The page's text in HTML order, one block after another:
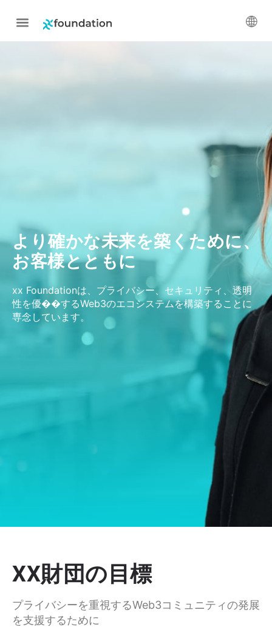
より確かな未来を築くために、
お客様とともに
xx Foundationは、プライバシー、セキュリティ、透明
性を優��するWeb3のエコシステムを構築することに
専念しています。
XX財団の目標
プライバシーを重視するWeb3コミュニティの発展
を支援するために